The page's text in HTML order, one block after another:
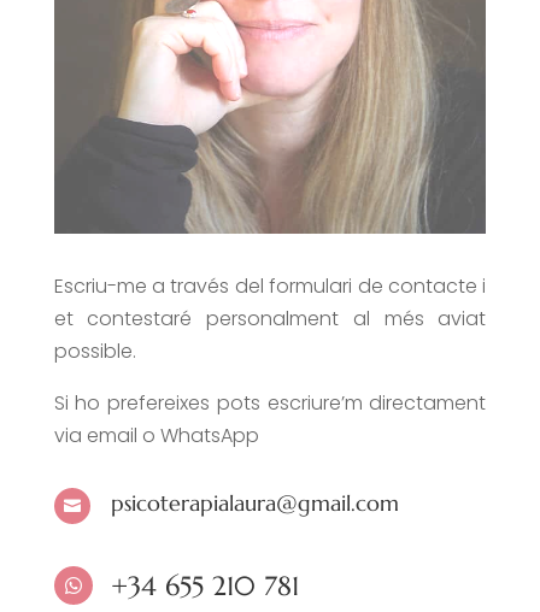
Escriu-me a través del formulari de contacte i
et contestaré personalment al més aviat
possible.
Si ho prefereixes pots escriure’m directament
via email o WhatsApp
 psicoterapialaura@gmail.com
 +34 655 210 781